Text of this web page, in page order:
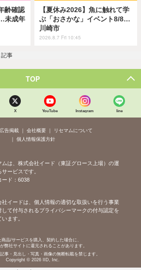
齢確認
未成年
【夏休み2026】魚に触れて学
ぶ「おさかな」イベント8/8…
川崎市
2026.8.7 Fri 10:45
記事
TOP
X YouTube Instagram line
広告掲載 会社概要
リセマムについて
個人情報保護方針
ムは、株式会社イード（東証グロース上場）の運
ービスです。
ード：6038
社イードは、個人情報の適切な取扱いを行う事業
して付与されるプライバシーマークの付与認定を
ます。
商品/サービスを購入、契約した場合に、
弊社サイトに還元されることがあります。
事・見出し・写真・画像の無断転載を禁じます。
Copyright © 2026 IID, Inc.